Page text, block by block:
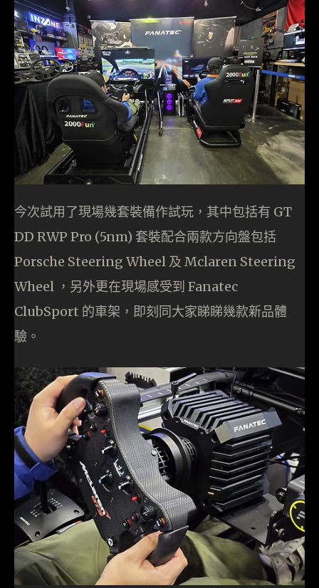
今次試用了現場幾套裝備作試玩，其中包括有 GT
DD RWP Pro (5nm) 套裝配合兩款方向盤包括
Porsche Steering Wheel 及 Mclaren Steering
Wheel ，另外更在現場感受到 Fanatec
ClubSport 的車架，即刻同大家睇睇幾款新品體
驗。